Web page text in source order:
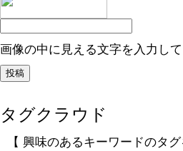
画像の中に見える文字を入力して
タグクラウド
【 興味のあるキーワードのタ